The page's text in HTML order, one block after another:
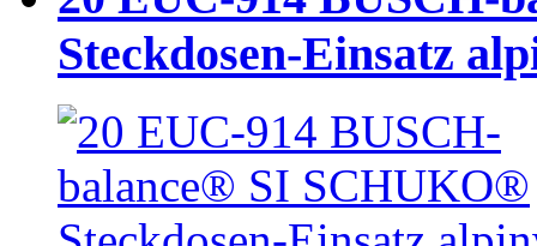
Steckdosen-Einsatz